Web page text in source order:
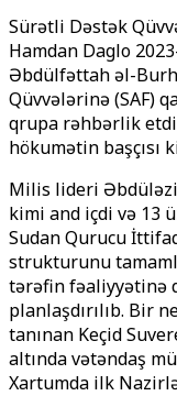
Sürətli Dəstək
Hamdan Daglo
Əbdülfəttah əl-
Qüvvələrinə (SAF)
qrupa rəhbərlik
hökumətin başçısı
Milis lideri
kimi and içdi və 13
Sudan Qurucu
strukturunu
tərəfin fəaliyyətinə
planlaşdırılıb. Bir
tanınan Keçid
altında vətəndaş
Xartumda ilk